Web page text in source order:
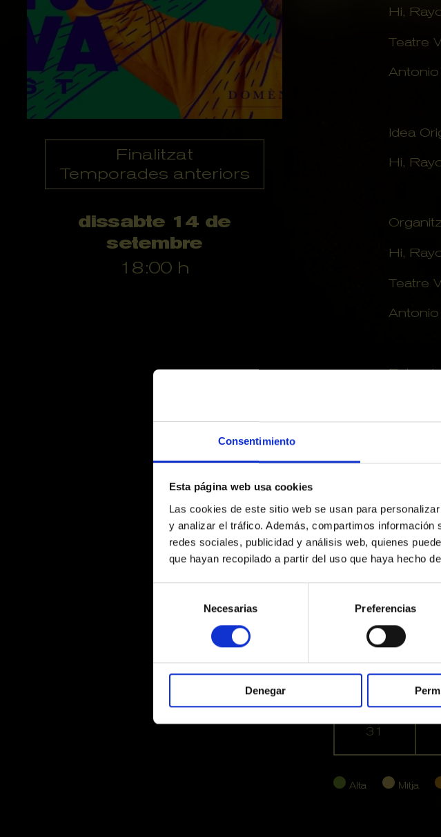
Consentimiento
Esta página web usa cookies
Las cookies de este sitio web se usan para
y analizar el tráfico. Además, compartimos
redes sociales, publicidad y análisis web, quienes
que hayan recopilado a partir del uso que haya hecho
consentimiento
Necesarias Preferencias
Denegar
Finalitzat
Temporades anteriors
dissabte 14 de
setembre
18:00 h
Hi,
Teatre
Antonio
Idea
Hi,
Hi,
Teatre
Antonio
No hi ha cap
27
10
17
31
Alta Mitja